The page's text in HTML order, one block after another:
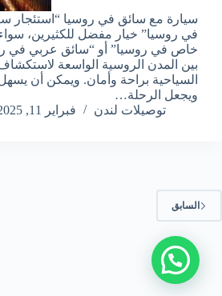
سيارة مع سائق في روسيا “استئجار
في روسيا” خيار مفضل للكثيرين،
خاص في روسيا” أو “سائق عربي في
بين المدن الروسية الواسعة
السياحية براحة وأمان. ويمكن أن
ويجعل الرحلة…
توصيلات لندن
فبراير 11, 2025
السابق